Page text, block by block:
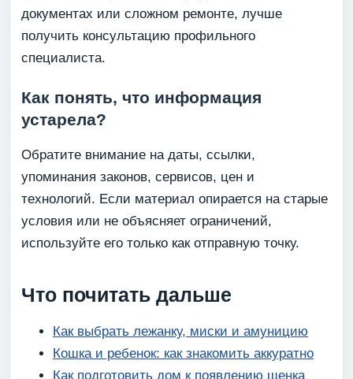
документах или сложном ремонте, лучше
получить консультацию профильного
специалиста.
Как понять, что информация
устарела?
Обратите внимание на даты, ссылки,
упоминания законов, сервисов, цен и
технологий. Если материал опирается на старые
условия или не объясняет ограничений,
используйте его только как отправную точку.
Что почитать дальше
Как выбрать лежанку, миски и амуницию
Кошка и ребенок: как знакомить аккуратно
Как подготовить дом к появлению щенка